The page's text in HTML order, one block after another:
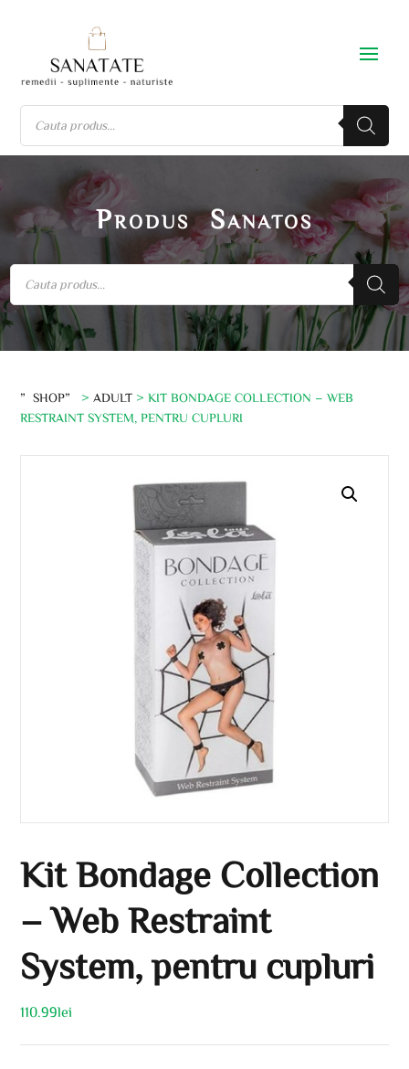
Produs Sanatos
”SHOP” > ADULT > KIT BONDAGE COLLECTION – WEB
RESTRAINT SYSTEM, PENTRU CUPLURI
Kit Bondage Collection
– Web Restraint
System, pentru cupluri
110.99lei